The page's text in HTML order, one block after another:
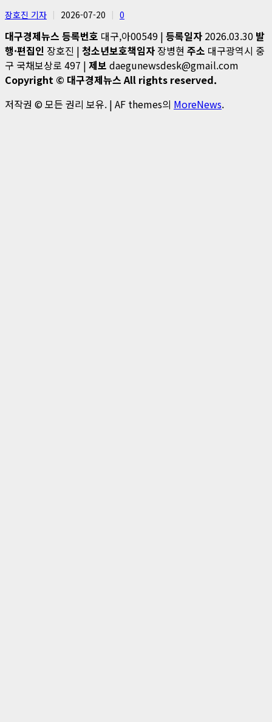
장호진 기자 2026-07-20 0
대구경제뉴스 등록번호 대구,아00549 | 등록일자 2026.03.30 발
행·편집인 장호진 | 청소년보호책임자 장병현 주소 대구광역시 중
구 국채보상로 497 | 제보 daegunewsdesk@gmail.com
Copyright © 대구경제뉴스 All rights reserved.
저작권 © 모든 권리 보유. | AF themes의 MoreNews.